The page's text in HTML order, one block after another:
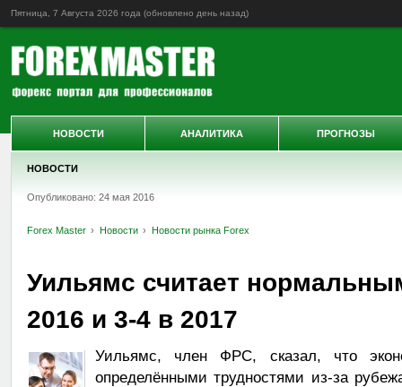
Пятница, 7 Августа 2026 года (обновлено день назад)
НОВОСТИ
Опубликовано: 24 мая 2016
Forex Master Новости Новости рынка Forex
Уильямс считает
2016 и 3-4 в 2017
Уильямс, член ФРС, сказал, что
определёнными трудностями из-за
НОВОСТИ АНАЛИТИКА ПРОГНОЗЫ